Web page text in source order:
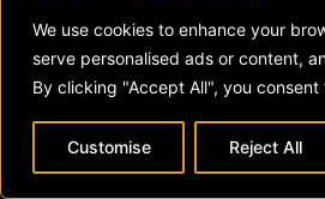
We use cookies to enhance your
serve personalised ads or content,
By clicking "Accept All", you
Customise Reject All